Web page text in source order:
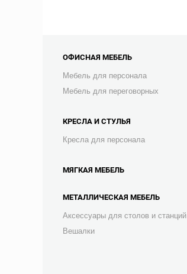
ОФИСНАЯ МЕБЕЛЬ
Мебель для персонала
Мебель для переговорных
КРЕСЛА И СТУЛЬЯ
Кресла для персонала
МЯГКАЯ МЕБЕЛЬ
МЕТАЛЛИЧЕСКАЯ МЕБЕЛЬ
Аксессуары для столов и станций
Вешалки